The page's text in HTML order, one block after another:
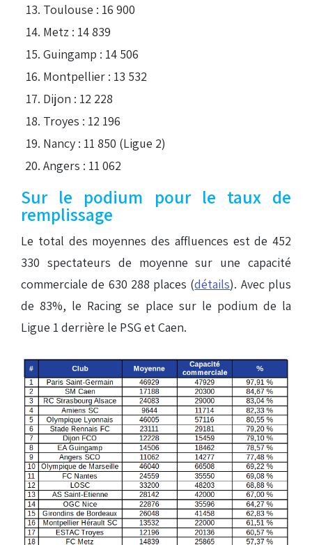
Toulouse : 16 900
Metz : 14 839
Guingamp : 14 506
Montpellier : 13 532
Dijon : 12 228
Troyes : 12 196
Nancy : 11 850 (Ligue 2)
Angers : 11 062
Sur le podium pour le taux de
remplissage
Le total des moyennes des affluences est de 452
330 spectateurs de moyenne sur une capacité
commerciale de 630 288 places (détails). Avec plus
de 83%, le Racing se place sur le podium de la
Ligue 1 derrière le PSG et Caen.